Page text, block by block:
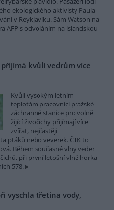
ekologického aktivisty Paula
v Reykjavíku. Sám Watson na
AFP s odvoláním na islandskou
kvůli vedrům více
Kvůli vysokým letním
teplotám pracovníci pražské
záchranné stanice pro volně
žijící živočichy přijímají více
zvířat, nejčastěji
ptáků nebo veverek. ČTK to
Během současné vlny veder
při první letošní vlně horka
578.
vyschla třetina vody,